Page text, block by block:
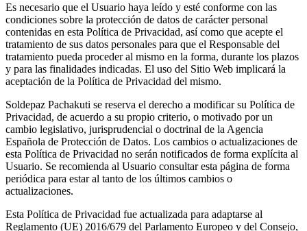
Es necesario que el Usuario haya leído y esté conforme con las
condiciones sobre la protección de datos de carácter personal
contenidas en esta Política de Privacidad, así como que acepte el
tratamiento de sus datos personales para que el Responsable del
tratamiento pueda proceder al mismo en la forma, durante los plazos
y para las finalidades indicadas. El uso del Sitio Web implicará la
aceptación de la Política de Privacidad del mismo.
Soldepaz Pachakuti se reserva el derecho a modificar su Política de
Privacidad, de acuerdo a su propio criterio, o motivado por un
cambio legislativo, jurisprudencial o doctrinal de la Agencia
Española de Protección de Datos. Los cambios o actualizaciones de
esta Política de Privacidad no serán notificados de forma explícita al
Usuario. Se recomienda al Usuario consultar esta página de forma
periódica para estar al tanto de los últimos cambios o
actualizaciones.
Esta Política de Privacidad fue actualizada para adaptarse al
Reglamento (UE) 2016/679 del Parlamento Europeo y del Consejo,